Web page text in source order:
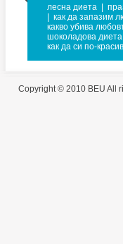
лесна диета
как да запазим
какво убива
шоколадова диета
как да си по-
Copyright © 2010 BEU All